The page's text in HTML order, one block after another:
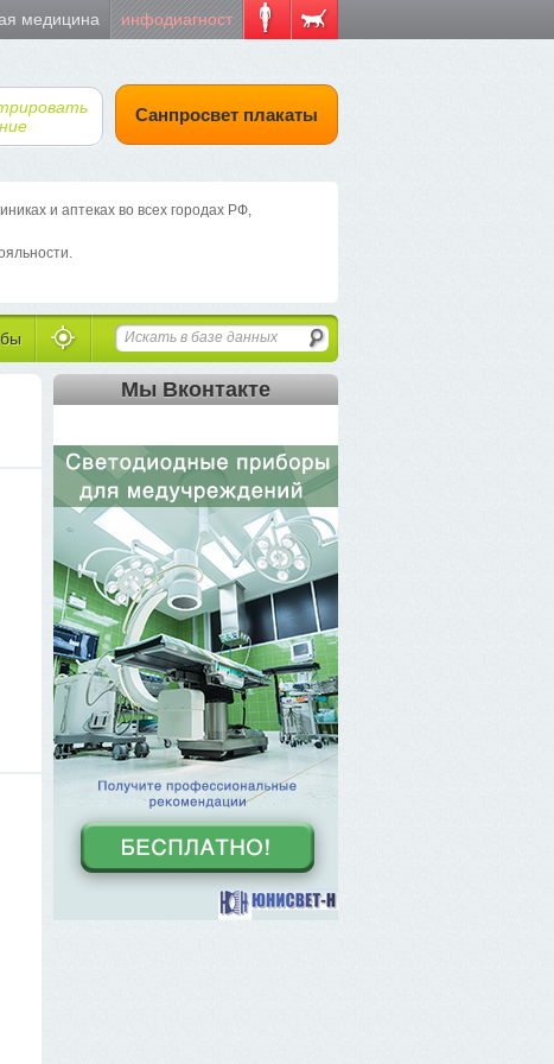
медицина инфодиагност
Санпросвет плакаты
и аптеках во всех городах РФ,
Мы Вконтакте